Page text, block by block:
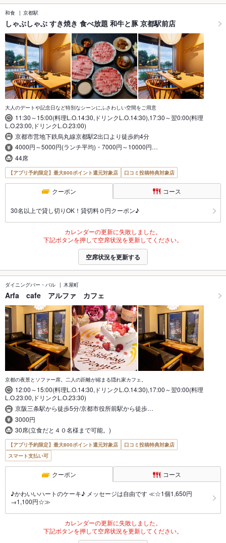
和食 京都駅
しゃぶしゃぶ すき焼き 食べ放題 和牛と豚 京都駅前店
大人のデートや記念日など特別なシーンにふさわしい空間をご用意
11:30～15:00(料理L.O.14:30,ドリンクL.O.14:30),17:30～翌0:00(料理
L.O.23:00,ドリンクL.O.23:00)
京都市営地下鉄烏丸線京都駅2出口より徒歩約4分
4000円～5000円(ランチ平均)・7000円～10000円…
44席
【アプリ予約限定】最大800ポイント還元対象店 口コミ投稿特典対象店
クーポン コース
30名以上で貸し切りOK！貸切料０円クーポン♪
カレンダーの更新に失敗しました。
下記ボタンを押して空席状況を更新してください。
空席状況を更新する
ダイニングバー・バル 木屋町
Arfa cafe アルファ カフェ
京都の夜景とソファー席。二人の距離が縮まる隠れ家カフェ。
12:00～15:00(料理L.O.14:30,ドリンクL.O.14:30),17:00～翌0:00(料理
L.O.23:00,ドリンクL.O.23:30)
京阪三条駅から徒歩5分/京都市役所前駅から徒歩…
3000円
30席(立食だと４０名様まで可能。)
【アプリ予約限定】最大800ポイント還元対象店
口コミ投稿特典対象店
スマート支払い可
クーポン コース
♪かわいいハートのケーキ♪ メッセージは自由です ≪☆1個1,650円
→1,100円☆≫
カレンダーの更新に失敗しました。
下記ボタンを押して空席状況を更新してください。